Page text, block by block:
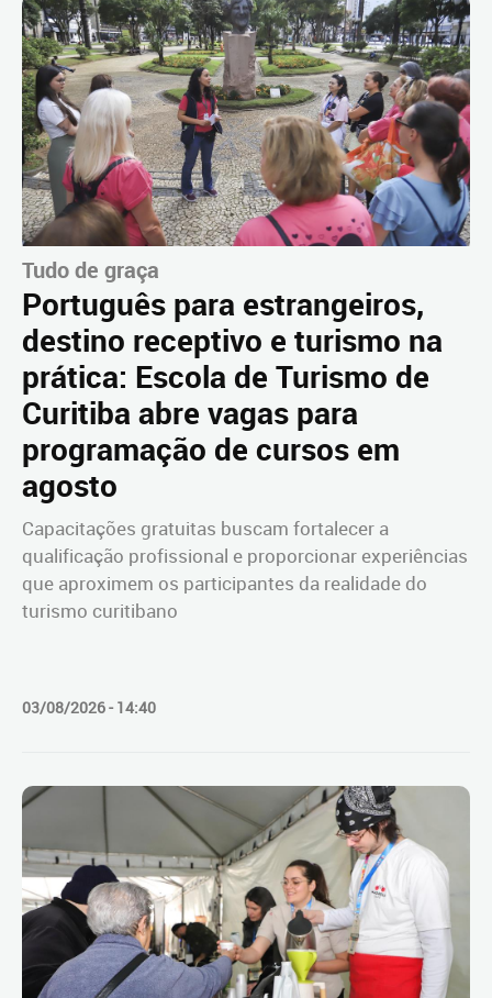
Tudo de graça
Português para estrangeiros,
destino receptivo e turismo na
prática: Escola de Turismo de
Curitiba abre vagas para
programação de cursos em
agosto
Capacitações gratuitas buscam fortalecer a
qualificação profissional e proporcionar experiências
que aproximem os participantes da realidade do
turismo curitibano
03/08/2026 - 14:40